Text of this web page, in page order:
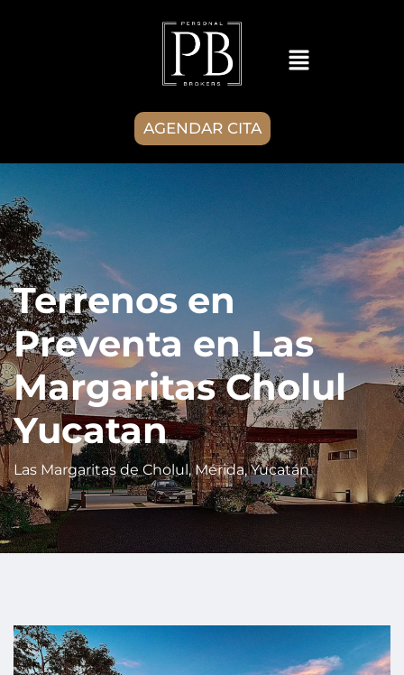
AGENDAR CITA
Terrenos en
Preventa en Las
Margaritas Cholul
Yucatan
Las Margaritas de Cholul, Mérida, Yucatán